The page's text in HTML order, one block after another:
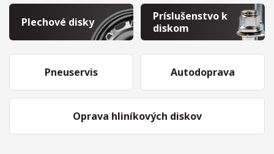
Plechové disky
Príslušenstvo k
diskom
Pneuservis
Oprava hliníkových diskov
Autodoprava